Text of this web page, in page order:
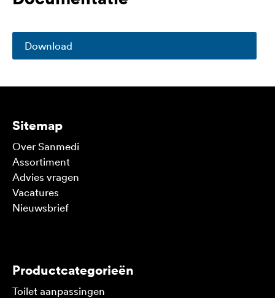
Download
Sitemap
Over Sanmedi
Assortiment
Advies vragen
Vacatures
Nieuwsbrief
Productcategorieën
Toilet aanpassingen